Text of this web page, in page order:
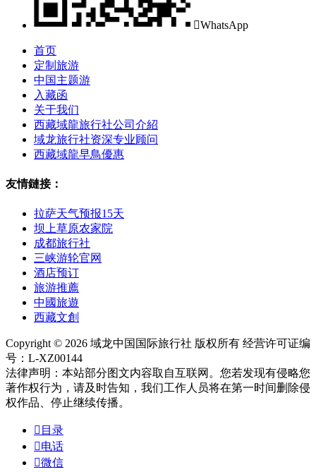
WhatsApp
首页
定制旅游
中国主题游
入藏函
关于我们
西藏域龍旅行社公司介紹
域龙旅行社资深专业顾问
西藏域龍早鳥優惠
友情鏈接：
拉萨天气预报15天
坝上草原农家院
成都旅行社
三峡游轮官网
酒店预订
旅游推薦
中國旅遊
西藏文創
Copyright © 2026 域龙中国国际旅行社 版权所有 经营许可证编
号：L-XZ00144
法律声明：本站部分图文内容取自互联网。您若发现有侵略您
著作权行为，请及时告知，我们工作人员将在第一时间删除侵
权作品、停止继续传播。
 目录
电话
微信